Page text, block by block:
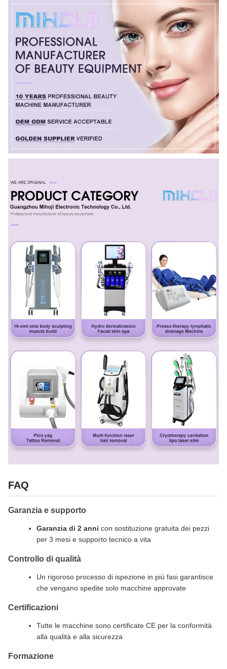
FAQ
Garanzia e supporto
Garanzia di 2 anni con sostituzione gratuita dei pezzi
per 3 mesi e supporto tecnico a vita
Controllo di qualità
Un rigoroso processo di ispezione in più fasi garantisce
che vengano spedite solo macchine approvate
Certificazioni
Tutte le macchine sono certificate CE per la conformità
alla qualità e alla sicurezza
Formazione